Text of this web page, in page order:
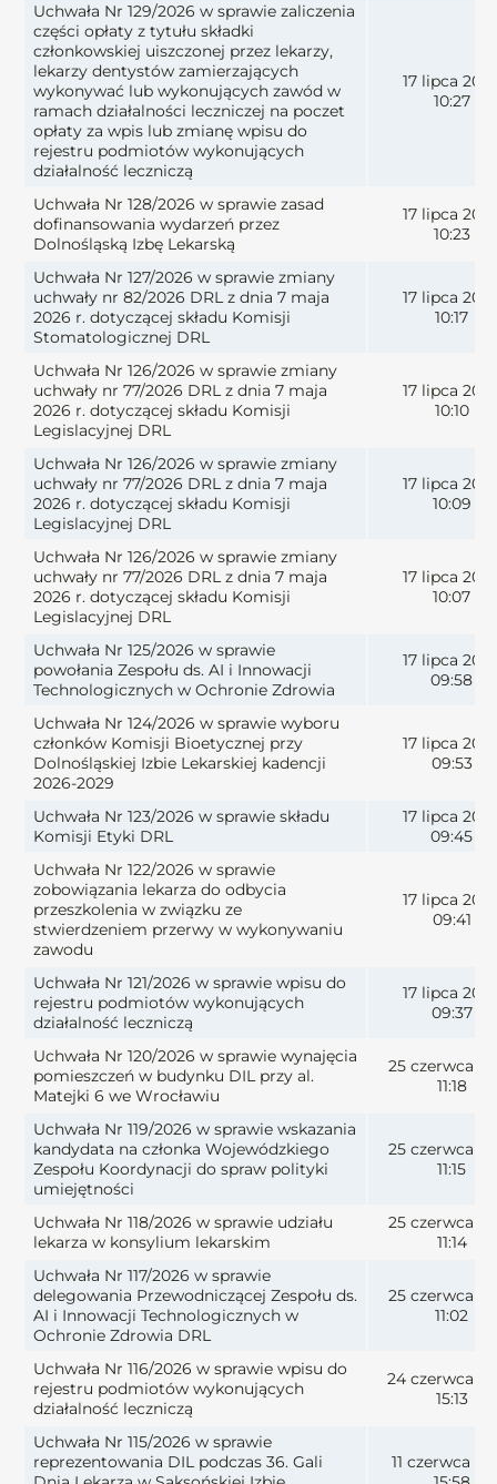
Uchwała Nr 129/2026 w sprawie zaliczenia
części opłaty z tytułu składki
członkowskiej uiszczonej przez lekarzy,
lekarzy dentystów zamierzających
wykonywać lub wykonujących zawód w
ramach działalności leczniczej na poczet
opłaty za wpis lub zmianę wpisu do
rejestru podmiotów wykonujących
działalność leczniczą
17 lipca
10:27
Uchwała Nr 128/2026 w sprawie zasad
dofinansowania wydarzeń przez
Dolnośląską Izbę Lekarską
17 lipca
10:23
Uchwała Nr 127/2026 w sprawie zmiany
uchwały nr 82/2026 DRL z dnia 7 maja
2026 r. dotyczącej składu Komisji
Stomatologicznej DRL
17 lipca
10:17
Uchwała Nr 126/2026 w sprawie zmiany
uchwały nr 77/2026 DRL z dnia 7 maja
2026 r. dotyczącej składu Komisji
Legislacyjnej DRL
17 lipca
10:10
Uchwała Nr 126/2026 w sprawie zmiany
uchwały nr 77/2026 DRL z dnia 7 maja
2026 r. dotyczącej składu Komisji
Legislacyjnej DRL
17 lipca
10:09
Uchwała Nr 126/2026 w sprawie zmiany
uchwały nr 77/2026 DRL z dnia 7 maja
2026 r. dotyczącej składu Komisji
Legislacyjnej DRL
17 lipca
10:07
Uchwała Nr 125/2026 w sprawie
powołania Zespołu ds. AI i Innowacji
Technologicznych w Ochronie Zdrowia
17 lipca
09:58
Uchwała Nr 124/2026 w sprawie wyboru
członków Komisji Bioetycznej przy
Dolnośląskiej Izbie Lekarskiej kadencji
2026-2029
17 lipca
09:53
Uchwała Nr 123/2026 w sprawie składu
Komisji Etyki DRL
17 lipca
09:45
Uchwała Nr 122/2026 w sprawie
zobowiązania lekarza do odbycia
przeszkolenia w związku ze
stwierdzeniem przerwy w wykonywaniu
zawodu
17 lipca
09:41
Uchwała Nr 121/2026 w sprawie wpisu do
rejestru podmiotów wykonujących
działalność leczniczą
17 lipca
09:37
Uchwała Nr 120/2026 w sprawie wynajęcia
pomieszczeń w budynku DIL przy al.
Matejki 6 we Wrocławiu
25 czerwca
11:18
Uchwała Nr 119/2026 w sprawie wskazania
kandydata na członka Wojewódzkiego
Zespołu Koordynacji do spraw polityki
umiejętności
25 czerwca
11:15
Uchwała Nr 118/2026 w sprawie udziału
lekarza w konsylium lekarskim
25 czerwca
11:14
Uchwała Nr 117/2026 w sprawie
delegowania Przewodniczącej Zespołu ds.
AI i Innowacji Technologicznych w
Ochronie Zdrowia DRL
25 czerwca
11:02
Uchwała Nr 116/2026 w sprawie wpisu do
rejestru podmiotów wykonujących
działalność leczniczą
24 czerwca
15:13
Uchwała Nr 115/2026 w sprawie
reprezentowania DIL podczas 36. Gali
11 czerwca